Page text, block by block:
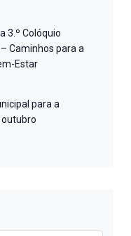
3.º Colóquio
Caminhos para a
Estar
para a
outubro